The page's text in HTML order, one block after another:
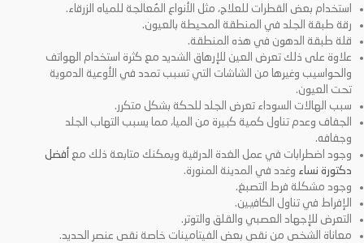
استخدام بعض القطرات للعلاج، مثل الأنواع المُعالجة للمياه الزرقاء.
رقة طبقة الجلد في المنطقة المحيطة بالعيون.
قلة طبقة الدهون في هذه المنطقة.
علاوة على ذلك تعرض العين للإرهاق الشديد مع كثرة استخدام الهواتف
والحواسيب وغيرها من الشاشات التي تسبب تمدد في الأوعية الدموية
تحت العيون.
سبب الهالات السوداء تعرض الجلد للحكة بشكل متكرر.
الجفاف وعدم تناول كمية كبيرة من الميا، مما يسبب التهاب الجلد
وجفافه.
وجود اضطرابات في عمل الغدة الدرقية ويمكنك متابعة ذلك مع أفضل
دكتورة نساء وغدد في المدينة المنورة.
وجود مشكلة فرط التصبغ.
الإفراط في تناول الكافيين.
التعرض للإجهاد العصبي والقلق والتوتر.
معاناة الشخص من نقص بعض الفيتامينات خاصة نقص عنصر الحديد.